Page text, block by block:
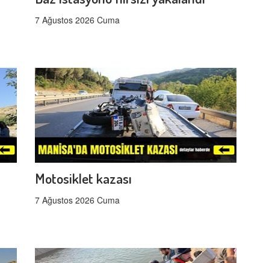
7 Ağustos 2026 Cuma
Motosiklet kazası
7 Ağustos 2026 Cuma